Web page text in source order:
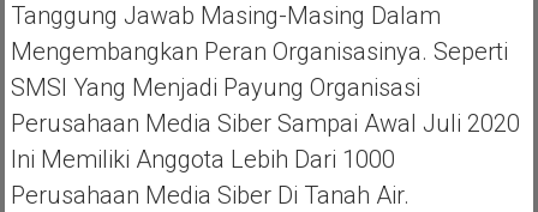
Tanggung Jawab Masing-Masing Dalam
Mengembangkan Peran Organisasinya. Seperti
SMSI Yang Menjadi Payung Organisasi
Perusahaan Media Siber Sampai Awal Juli 2020
Ini Memiliki Anggota Lebih Dari 1000
Perusahaan Media Siber Di Tanah Air.